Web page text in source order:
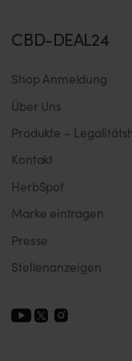
CBD-DEAL24
Shop Anmeldung
Über Uns
Produkte –
Kontakt
HerbSpot
Marke eintragen
Presse
Stellenanzeigen